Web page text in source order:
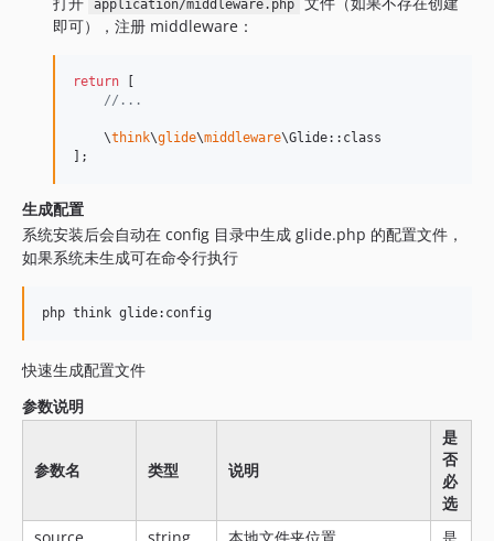
application/middleware.php
即可），注册 middleware：
return
//...
    \
think\glide\middleware\Glide::class
];
生成配置
系统安装后会自动在 config 目录中生成 glide.php 的配置文件，
如果系统未生成可在命令行执行
php think glide:config
快速生成配置文件
参数说明
参数名 类型 说明
是
否
必
选